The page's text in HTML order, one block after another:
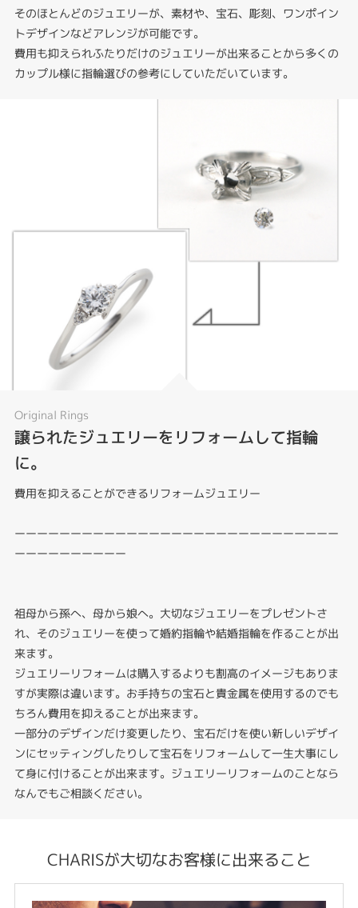
そのほとんどのジュエリーが、素材や、宝石、彫刻、ワンポイン
トデザインなどアレンジが可能です。
費用も抑えられふたりだけのジュエリーが出来ることから多くの
カップル様に指輪選びの参考にしていただいています。
Original Rings
譲られたジュエリーをリフォームして指輪
に。
費用を抑えることができるリフォームジュエリー
ーーーーーーーーーーーーーーーーーーーーーーーーーーーーー
ーーーーーーーーーー
祖母から孫へ、母から娘へ。大切なジュエリーをプレゼントさ
れ、そのジュエリーを使って婚約指輪や結婚指輪を作ることが出
来ます。
ジュエリーリフォームは購入するよりも割高のイメージもありま
すが実際は違います。お手持ちの宝石と貴金属を使用するのでも
ちろん費用を抑えることが出来ます。
一部分のデザインだけ変更したり、宝石だけを使い新しいデザイ
ンにセッティングしたりして宝石をリフォームして一生大事にし
て身に付けることが出来ます。ジュエリーリフォームのことなら
なんでもご相談ください。
CHARISが大切なお客様に出来ること